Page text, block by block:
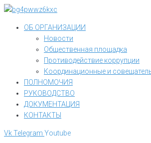
Перейти
контентуОБ ОРГАНИЗАЦИИ
Новости
Общественная площадка
Противодействие коррупции
Координационные и
ПОЛНОМОЧИЯ
РУКОВОДСТВО
ДОКУМЕНТАЦИЯ
КОНТАКТЫ
VkTelegram Youtube